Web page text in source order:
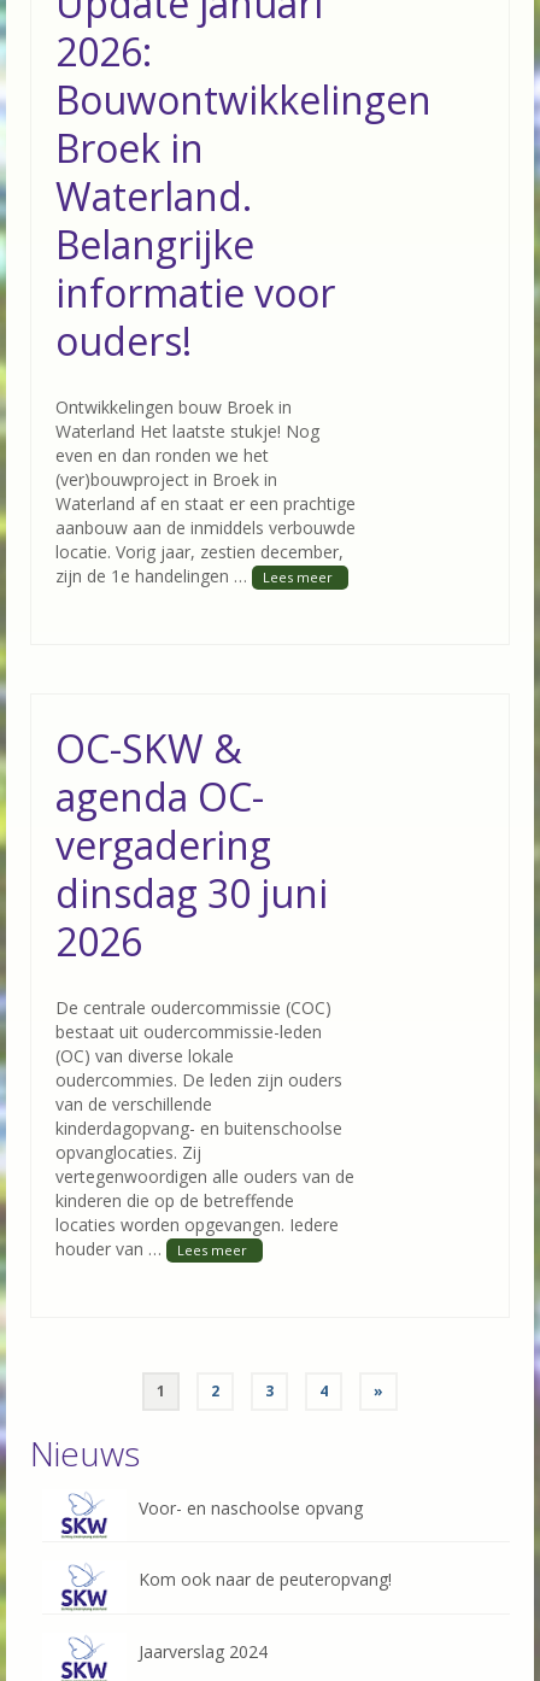
2026:
Bouwontwikkelingen
Broek in
Waterland.
Belangrijke
informatie voor
ouders!
Ontwikkelingen bouw Broek in
Waterland Het laatste stukje! Nog
even en dan ronden we het
(ver)bouwproject in Broek in
Waterland af en staat er een prachtige
aanbouw aan de inmiddels verbouwde
locatie. Vorig jaar, zestien december,
zijn de 1e handelingen …
OC-SKW &
agenda OC-
vergadering
dinsdag 30 juni
2026
De centrale oudercommissie (COC)
bestaat uit oudercommissie-leden
(OC) van diverse lokale
oudercommies. De leden zijn ouders
van de verschillende
kinderdagopvang- en buitenschoolse
opvanglocaties. Zij
vertegenwoordigen alle ouders van de
kinderen die op de betreffende
locaties worden opgevangen. Iedere
houder van …
Berichten
paginering
1 2 3 4 »
Nieuws
Voor- en naschoolse opvang
Kom ook naar de peuteropvang!
Jaarverslag 2024